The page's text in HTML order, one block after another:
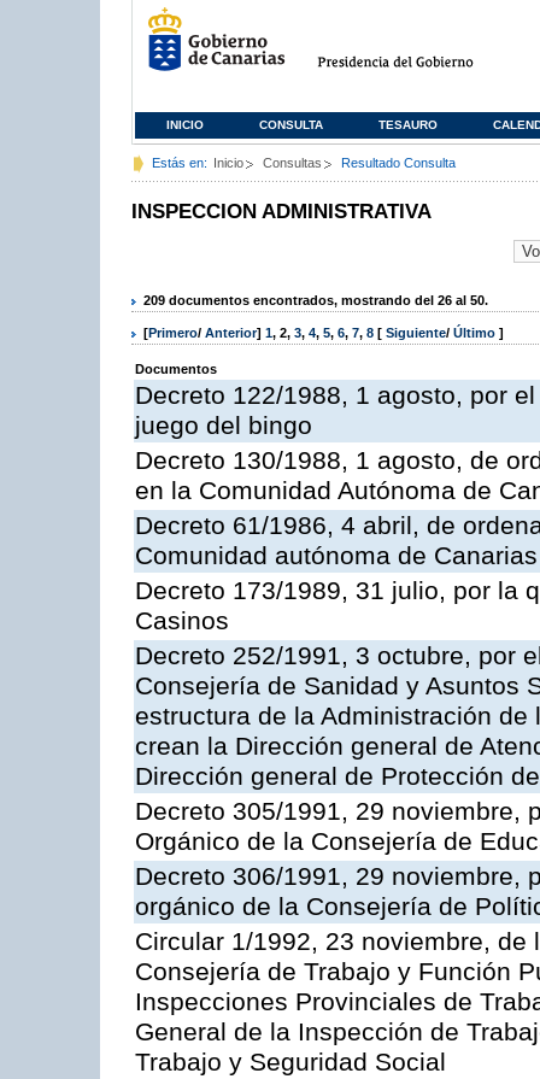
INICIO CONSULTA TESAURO
Estás en: Inicio Consultas Resultado Consulta
INSPECCION ADMINISTRATIVA
209 documentos encontrados, mostrando del 26 al 50.
[Primero/ Anterior] 1, 2, 3, 4, 5, 6, 7, 8 [ Siguiente/ Último ]
Documentos
Decreto 122/1988, 1 agosto, por
juego del bingo
Decreto 130/1988, 1 agosto, de
en la Comunidad Autónoma de
Decreto 61/1986, 4 abril, de
Comunidad autónoma de Canarias
Decreto 173/1989, 31 julio, por la
Casinos
Decreto 252/1991, 3 octubre, por
Consejería de Sanidad y Asuntos
estructura de la Administración
crean la Dirección general de
Dirección general de Protección
Decreto 305/1991, 29 noviembre,
Orgánico de la Consejería de
Decreto 306/1991, 29 noviembre,
orgánico de la Consejería de
Circular 1/1992, 23 noviembre,
Consejería de Trabajo y Función
Inspecciones Provinciales de
General de la Inspección de
Trabajo y Seguridad Social